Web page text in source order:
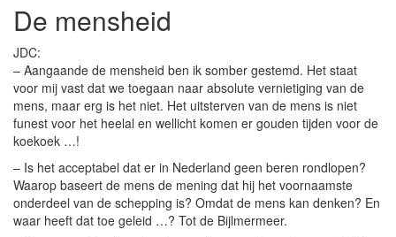
De mensheid
JDC:
– Aangaande de mensheid ben ik somber gestemd. Het staat
voor mij vast dat we toegaan naar absolute vernietiging van de
mens, maar erg is het niet. Het uitsterven van de mens is niet
funest voor het heelal en wellicht komen er gouden tijden voor de
koekoek …!
– Is het acceptabel dat er in Nederland geen beren rondlopen?
Waarop baseert de mens de mening dat hij het voornaamste
onderdeel van de schepping is? Omdat de mens kan denken? En
waar heeft dat toe geleid …? Tot de Bijlmermeer.